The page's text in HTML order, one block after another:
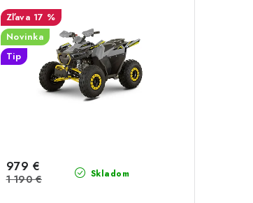
17 %
Novinka
Tip
Skladom
979 €
1 190 €